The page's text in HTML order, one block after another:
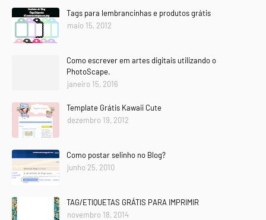
Tags para lembrancinhas e produtos grátis
maio 15, 2012
Como escrever em artes digitais utilizando o
PhotoScape.
janeiro 15, 2016
Template Grátis Kawaii Cute
dezembro 19, 2012
Como postar selinho no Blog?
junho 25, 2010
TAG/ETIQUETAS GRÁTIS PARA IMPRIMIR
novembro 18, 2014